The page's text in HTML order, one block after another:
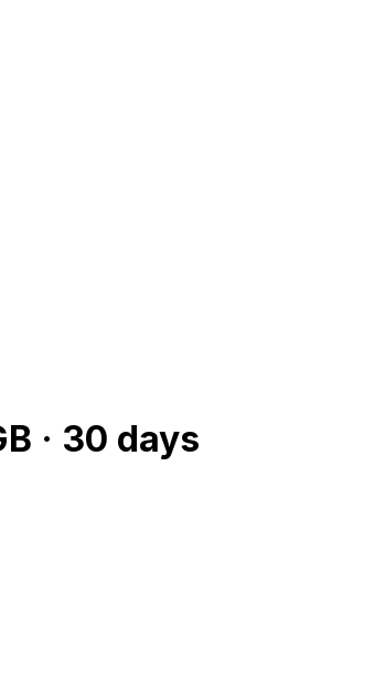
· 30 days